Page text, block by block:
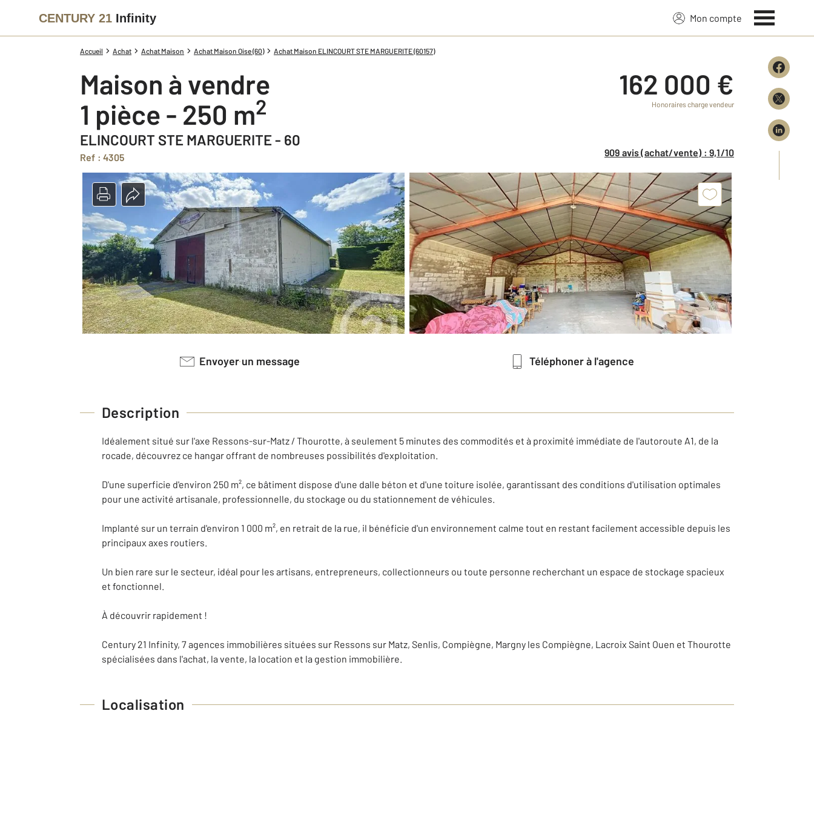
CENTURY 21 Infinity Mon compte
Accueil Achat Achat Maison Achat Maison Oise (60) Achat Maison ELINCOURT STE MARGUERITE (60157)
Maison à vendre
1 pièce - 250 m2
ELINCOURT STE MARGUERITE - 60
Ref : 4305
162 000 €
Honoraires charge vendeur
909 avis (achat/vente) : 9,1/10
Envoyer un message Téléphoner à l'agence
Description
Idéalement situé sur l'axe Ressons-sur-Matz / Thourotte, à seulement 5 minutes des commodités et à proximité immédiate de l'autoroute A1, de la
rocade, découvrez ce hangar offrant de nombreuses possibilités d'exploitation.
D'une superficie d'environ 250 m², ce bâtiment dispose d'une dalle béton et d'une toiture isolée, garantissant des conditions d'utilisation optimales
pour une activité artisanale, professionnelle, du stockage ou du stationnement de véhicules.
Implanté sur un terrain d'environ 1 000 m², en retrait de la rue, il bénéficie d'un environnement calme tout en restant facilement accessible depuis les
principaux axes routiers.
Un bien rare sur le secteur, idéal pour les artisans, entrepreneurs, collectionneurs ou toute personne recherchant un espace de stockage spacieux
et fonctionnel.
À découvrir rapidement !
Century 21 Infinity, 7 agences immobilières situées sur Ressons sur Matz, Senlis, Compiègne, Margny les Compiègne, Lacroix Saint Ouen et Thourotte
spécialisées dans l'achat, la vente, la location et la gestion immobilière.
Localisation